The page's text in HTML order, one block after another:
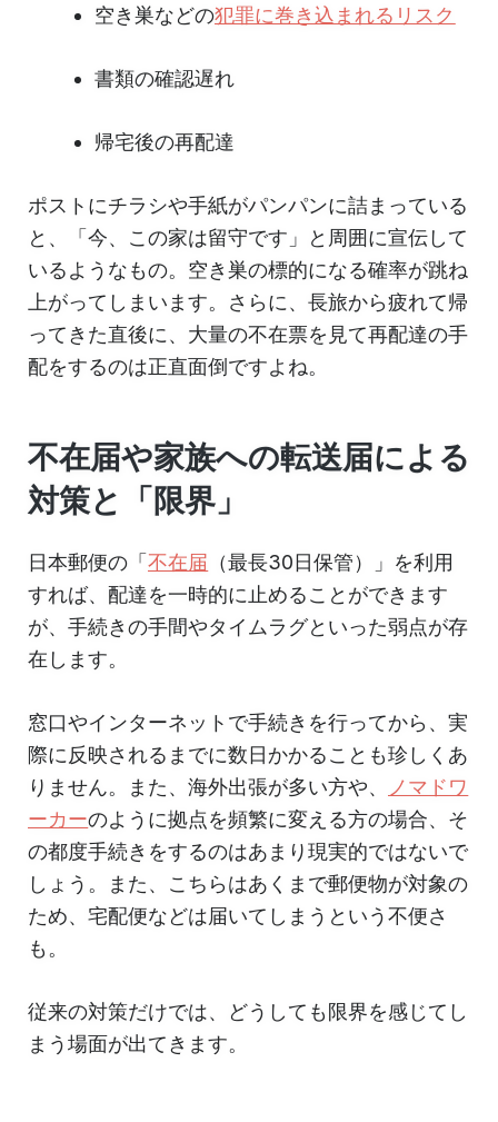
空き巣などの犯罪に巻き込まれるリスク
書類の確認遅れ
帰宅後の再配達
ポストにチラシや手紙がパンパンに詰まっている
と、「今、この家は留守です」と周囲に宣伝して
いるようなもの。空き巣の標的になる確率が跳ね
上がってしまいます。さらに、長旅から疲れて帰
ってきた直後に、大量の不在票を見て再配達の手
配をするのは正直面倒ですよね。
不在届や家族への転送届による
対策と「限界」
日本郵便の「不在届 （最長30日保管）」を利用
すれば、配達を一時的に止めることができます
が、手続きの手間やタイムラグといった弱点が存
在します。
窓口やインターネットで手続きを行ってから、実
際に反映されるまでに数日かかることも珍しくあ
りません。また、海外出張が多い方や、
ノマドワ
ーカーのように拠点を頻繁に変える方の場合、そ
の都度手続きをするのはあまり現実的ではないで
しょう。また、こちらはあくまで郵便物が対象の
ため、宅配便などは届いてしまうという不便さ
も。
従来の対策だけでは、どうしても限界を感じてし
まう場面が出てきます。